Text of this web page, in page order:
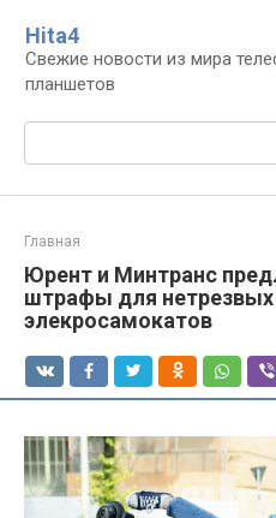
контенту
Нita4
Свежие новости из мира
планшетов
Поиск:
Главная
Юрент и Минтранс
штрафы для нетрезвых
элекросамокатов